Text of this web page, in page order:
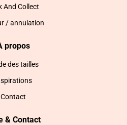
And Collect
/ annulation
propos
des tailles
Contact
& Contact